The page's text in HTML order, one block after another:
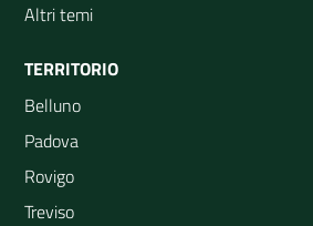
Altri temi
TERRITORIO
Belluno
Padova
Rovigo
Treviso